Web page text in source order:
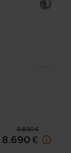
9.890 €
8.690 €